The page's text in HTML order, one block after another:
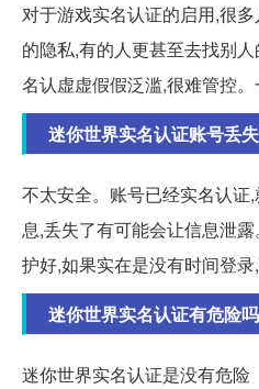
对于游戏实名认证的启用,很
的隐私,有的人更甚至去找别
名认虚虚假假泛滥,很难管控。
迷你世界实名认证账号丢
不太安全。账号已经实名认
息,丢失了有可能会让信息泄
护好,如果实在是没有时间登录
迷你世界实名认证有危险
迷你世界实名认证是没有危险